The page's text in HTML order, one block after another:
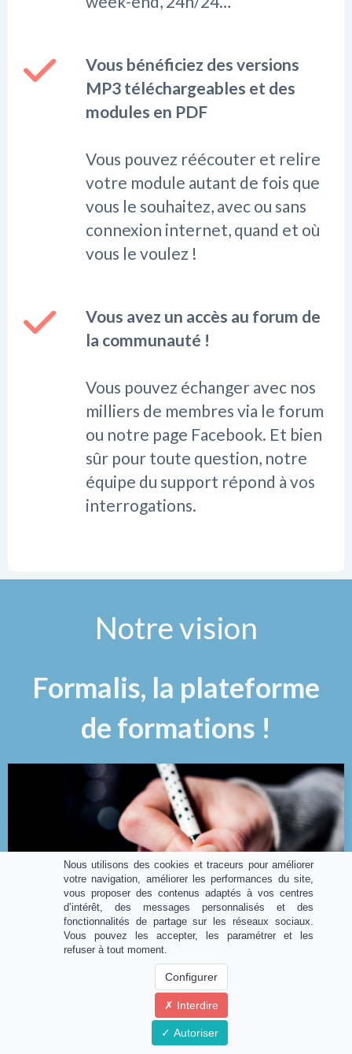
Vous bénéficiez des versions
MP3 téléchargeables et des
modules en PDF
Vous pouvez réécouter et relire
votre module autant de fois que
vous le souhaitez, avec ou sans
connexion internet, quand et où
vous le voulez !
Vous avez un accès au forum de
la communauté !
Vous pouvez échanger avec nos
milliers de membres via le forum
ou notre page Facebook. Et bien
sûr pour toute question, notre
équipe du support répond à vos
interrogations.
Notre vision
Formalis, la plateforme
de formations !
Notre mission
Nous utilisons des cookies et traceurs pour améliorer
votre navigation, améliorer les performances du site,
vous proposer des contenus adaptés à vos centres
d’intérêt, des messages personnalisés et des
fonctionnalités de partage sur les réseaux sociaux.
Vous pouvez les accepter, les paramétrer et les
refuser à tout moment.
Configurer
Interdire
Autoriser